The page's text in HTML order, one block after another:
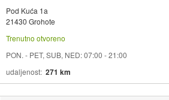
Pod Kuća 1a
21430 Grohote
Trenutno otvoreno
PON. - PET, SUB, NED: 07:00 - 21:00
udaljenost 271 km